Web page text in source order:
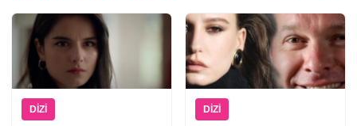
DIZI DIZI